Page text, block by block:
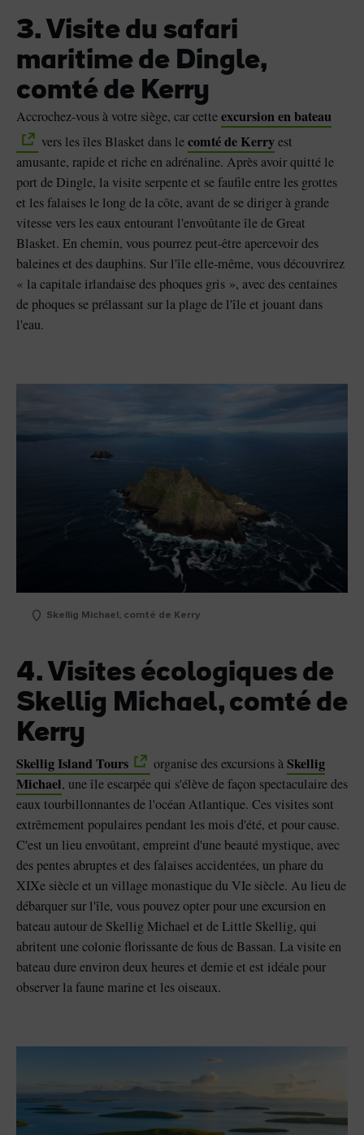
3. Visite du safari
maritime de Dingle,
comté de Kerry
Accrochez-vous à votre siège, car cetteexcursion en bateau
vers les îles Blasket dans lecomté de Kerryest
amusante, rapide et riche en adrénaline. Après avoir quitté le
port de Dingle, la visite serpente et se faufile entre les grottes
et les falaises le long de la côte, avant de se diriger à grande
vitesse vers les eaux entourant l'envoûtante île de Great
Blasket. En chemin, vous pourrez peut-être apercevoir des
baleines et des dauphins. Sur l'île elle-même, vous découvrirez
« la capitale irlandaise des phoques gris », avec des centaines
de phoques se prélassant sur la plage de l'île et jouant dans
l'eau.
Skellig Michael, comté de Kerry
4. Visites écologiques de
Skellig Michael, comté de
Kerry
Skellig Island Tours organise des excursions àSkellig
Michael, une île escarpée qui s'élève de façon spectaculaire des
eaux tourbillonnantes de l'océan Atlantique. Ces visites sont
extrêmement populaires pendant les mois d'été, et pour cause.
C'est un lieu envoûtant, empreint d'une beauté mystique, avec
des pentes abruptes et des falaises accidentées, un phare du
XIXe siècle et un village monastique du VIe siècle. Au lieu de
débarquer sur l'île, vous pouvez opter pour une excursion en
bateau autour de Skellig Michael et de Little Skellig, qui
abritent une colonie florissante de fous de Bassan. La visite en
bateau dure environ deux heures et demie et est idéale pour
observer la faune marine et les oiseaux.